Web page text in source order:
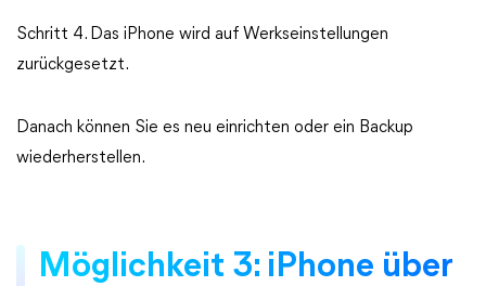
Schritt 4. Das iPhone wird auf Werkseinstellungen
zurückgesetzt.
Danach können Sie es neu einrichten oder ein Backup
wiederherstellen.
Möglichkeit 3: iPhone über